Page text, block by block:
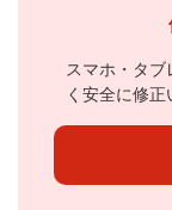
スマホ・タ
く安全に修正